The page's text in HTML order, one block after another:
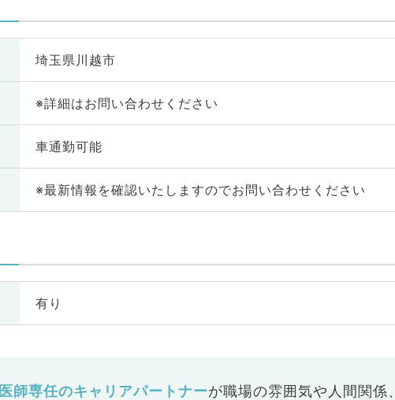
埼玉県川越市
※詳細はお問い合わせください
車通勤可能
※最新情報を確認いたしますのでお問い合わせください
有り
医師専任のキャリアパートナーが職場の雰囲気や人間関係、